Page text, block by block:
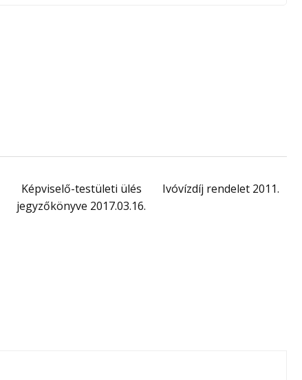
Képviselő-testületi ülés
jegyzőkönyve 2017.03.16.
Ivóvízdíj rendelet 2011.